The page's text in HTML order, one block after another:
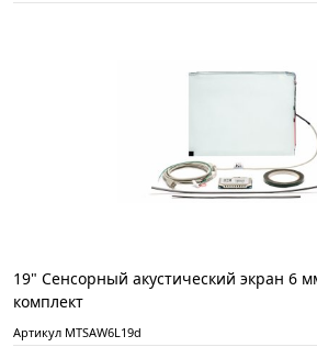
19" Сенсорный акустический экран 6
комплект
Артикул MTSAW6L19d